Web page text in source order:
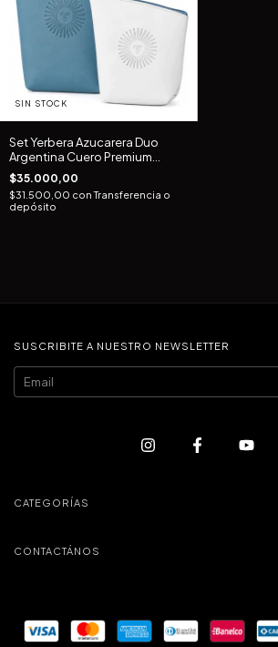
SIN STOCK
Set Yerbera Azucarera Duo
Argentina Cuero Premium
Matesur
$35.000,00
$31.500,00 con Transferencia o
depósito
SUSCRIBITE A NUESTRO NEWSLETTER
CATEGORÍAS
CONTACTÁNOS